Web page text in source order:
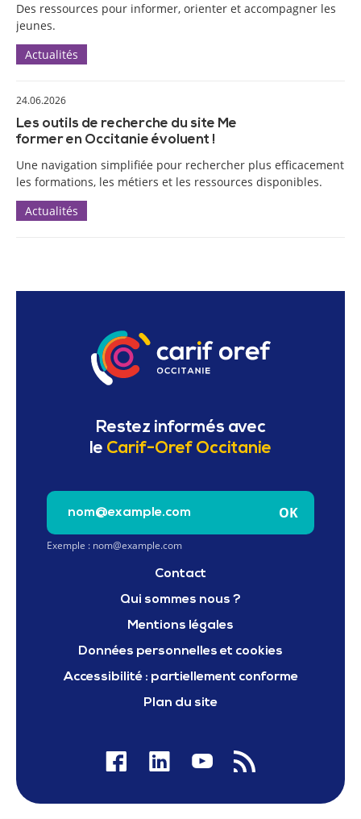
Des ressources pour informer, orienter et accompagner les
jeunes.
Actualités
24.06.2026
Les outils de recherche du site Me
former en Occitanie évoluent !
Une navigation simplifiée pour rechercher plus efficacement
les formations, les métiers et les ressources disponibles.
Actualités
Restez informés avec
le Carif-Oref Occitanie
Saisissez votre e-mail pour vous inscrire à la
Exemple : nom@example.com
OK
Contact
Qui sommes nous ?
Mentions légales
Données personnelles et cookies
Accessibilité : partiellement conforme
Plan du site